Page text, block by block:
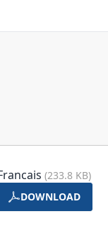
(233.8 KB)
DOWNLOAD